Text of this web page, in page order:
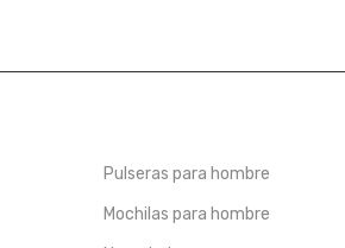
Pulseras para hombre
Mochilas para hombre